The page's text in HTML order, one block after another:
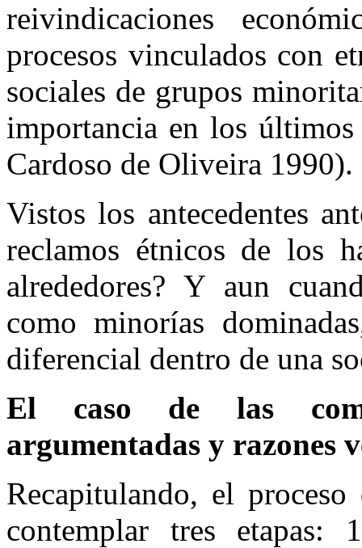
reivindicaciones
procesos vinculados con
sociales de grupos
importancia en los
Cardoso de Oliveira 1990).
Vistos los antecedentes
reclamos étnicos de los
alrededores? Y aun
como minorías
diferencial dentro de una
El caso de las
argumentadas y razones
Recapitulando, el
contemplar tres etapas: